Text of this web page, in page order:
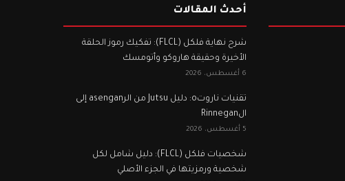
أحدث المقالات
شرح نهاية فلكل (FLCL): تفكيك رموز الحلقة
الأخيرة وحقيقة هاروكو وأتومسك
6 أغسطس، 2026
تقنيات ناروتo: دليل Jutsu من الرasengan إلى
الRinnegan
5 أغسطس، 2026
شخصيات فلكل (FLCL): دليل شامل لكل
شخصية ورمزيتها في الجزء الأصلي